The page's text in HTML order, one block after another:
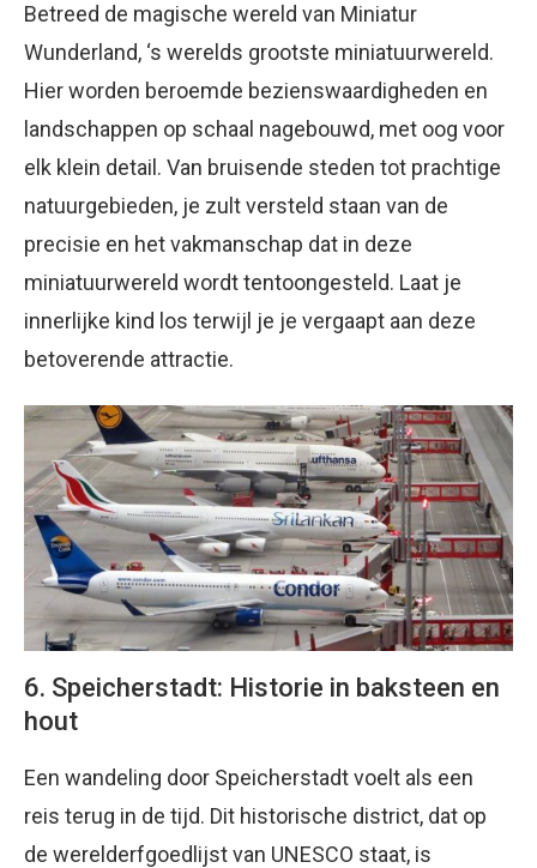
Betreed de magische wereld van Miniatur
Wunderland, ‘s werelds grootste miniatuurwereld.
Hier worden beroemde bezienswaardigheden en
landschappen op schaal nagebouwd, met oog voor
elk klein detail. Van bruisende steden tot prachtige
natuurgebieden, je zult versteld staan van de
precisie en het vakmanschap dat in deze
miniatuurwereld wordt tentoongesteld. Laat je
innerlijke kind los terwijl je je vergaapt aan deze
betoverende attractie.
6. Speicherstadt: Historie in baksteen en
hout
Een wandeling door Speicherstadt voelt als een
reis terug in de tijd. Dit historische district, dat op
de werelderfgoedlijst van UNESCO staat, is